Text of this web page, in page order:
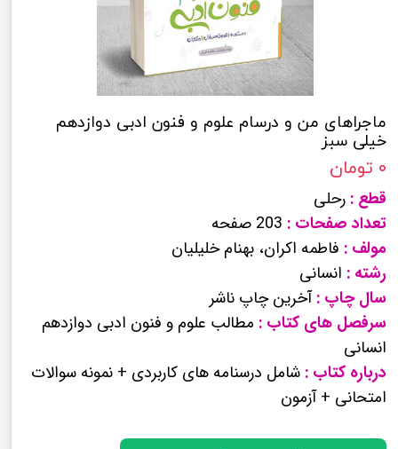
ماجراهای من و درسام علوم و فنون ادبی دوازدهم
خیلی سبز
۰ تومان
قطع : رحلی
تعداد صفحات : 203 صفحه
مولف : فاطمه اکران، بهنام خلیلیان
رشته : انسانی
سال چاپ :آخرین چاپ ناشر
سرفصل های کتاب : مطالب علوم و فنون ادبی دوازدهم
انسانی
درباره کتاب : شامل درسنامه های کاربردی + نمونه سوالات
امتحانی + آزمون